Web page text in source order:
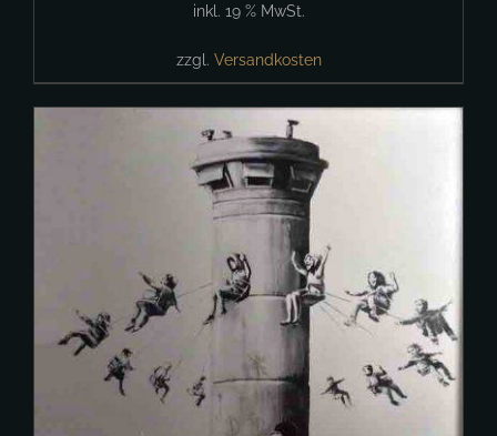
inkl. 19 % MwSt.
zzgl. Versandkosten